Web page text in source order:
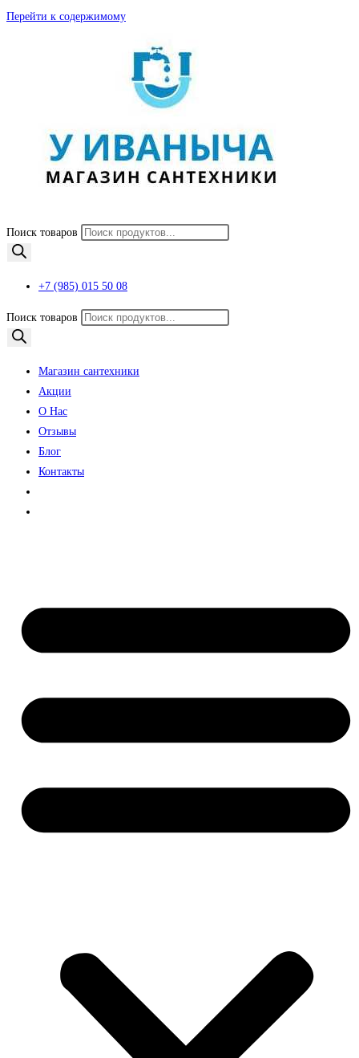
Перейти к содержимому
Поиск товаров
+7 (985) 015 50 08
Поиск товаров
Магазин сантехники
Акции
О Нас
Отзывы
Блог
Контакты